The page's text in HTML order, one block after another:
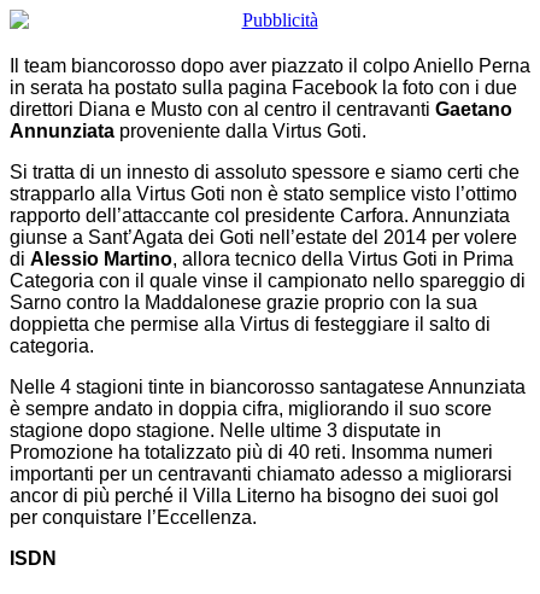
Il team biancorosso dopo aver piazzato il colpo Aniello Perna
in serata ha postato sulla pagina Facebook la foto con i due
direttori Diana e Musto con al centro il centravanti Gaetano
Annunziata proveniente dalla Virtus Goti.
Si tratta di un innesto di assoluto spessore e siamo certi che
strapparlo alla Virtus Goti non è stato semplice visto l’ottimo
rapporto dell’attaccante col presidente Carfora. Annunziata
giunse a Sant’Agata dei Goti nell’estate del 2014 per volere
di Alessio Martino, allora tecnico della Virtus Goti in Prima
Categoria con il quale vinse il campionato nello spareggio di
Sarno contro la Maddalonese grazie proprio con la sua
doppietta che permise alla Virtus di festeggiare il salto di
categoria.
Nelle 4 stagioni tinte in biancorosso santagatese Annunziata
è sempre andato in doppia cifra, migliorando il suo score
stagione dopo stagione. Nelle ultime 3 disputate in
Promozione ha totalizzato più di 40 reti. Insomma numeri
importanti per un centravanti chiamato adesso a migliorarsi
ancor di più perché il Villa Literno ha bisogno dei suoi gol
per conquistare l’Eccellenza.
ISDN